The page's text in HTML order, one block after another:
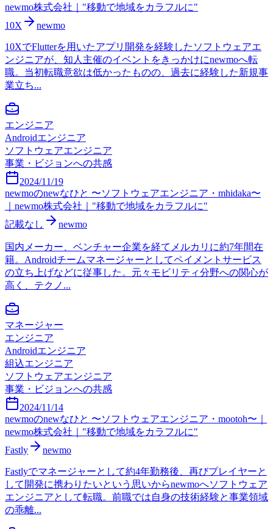
newmo株式会社｜"移動で地域をカラフルに"
10X
newmo
10XでFlutterを用いたアプリ開発を経験したソフトウェアエ
ンジニアが、知人主催のイベントをきっかけにnewmoへ転
職。当初転職意欲は低かったものの、過去に経験した新規事
業立ち...
エンジニア
Androidエンジニア
ソフトウェアエンジニア
事業・ビジョンへの共感
2024/11/19
newmoのnewなひと 〜ソフトウェアエンジニア・mhidaka〜
｜newmo株式会社｜"移動で地域をカラフルに"
記載なし
newmo
国内メーカー、ベンチャー企業を経てメルカリに約7年間在
籍。Androidチームマネージャーとしてペイメントサービス
の立ち上げなどに従事した。元々モビリティ分野への関心が
高く、テクノ...
マネージャー
エンジニア
Androidエンジニア
組込エンジニア
ソフトウェアエンジニア
事業・ビジョンへの共感
2024/11/14
newmoのnewなひと 〜ソフトウェアエンジニア・mootoh〜｜
newmo株式会社｜"移動で地域をカラフルに"
Fastly
newmo
Fastlyでマネージャーとして約4年勤務後、再びプレイヤーと
して開発に携わりたいという思いからnewmoへソフトウェア
エンジニアとして転職。前職では自身の技術経験と事業領域
の乖離...